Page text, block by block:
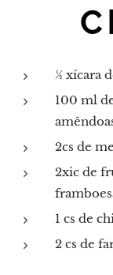
½ xícara
100 ml
2cs de
2xic de
1 cs de
2 cs de